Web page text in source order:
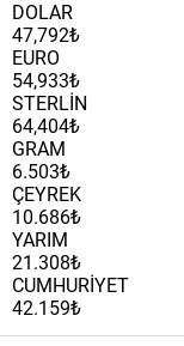
DOLAR
47,792₺
EURO
54,933₺
STERLİN
64,404₺
GRAM
6.503₺
ÇEYREK
10.686₺
YARIM
21.308₺
CUMHURİYET
42.159₺